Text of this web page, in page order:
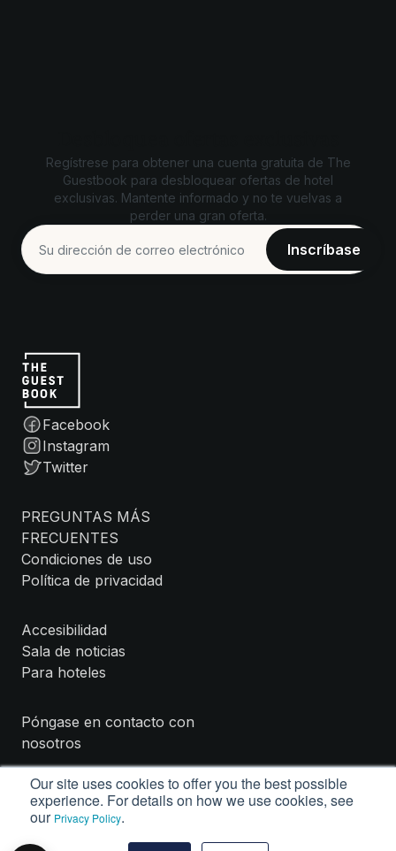
Our site uses cookies to offer you the best possible
experience. For details on how we use cookies, see
our Privacy Policy.
Regístrese para obtener una cuenta gratuita de The
Guestbook para desbloquear ofertas de hotel
exclusivas. Mantente informado y no te vuelvas a
perder una gran oferta.
Facebook
Instagram
Twitter
PREGUNTAS MÁS
FRECUENTES
Condiciones de uso
Política de privacidad
Accesibilidad
Sala de noticias
Para hoteles
Póngase en contacto con
nosotros